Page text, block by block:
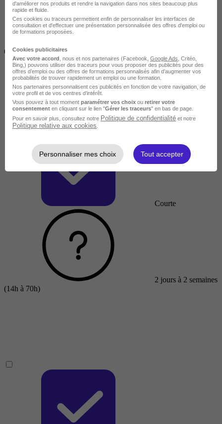
(14h)
Courte
2 jours à 2 semaines
(14h à 70h)
d'améliorer nos produits et rendre la navigation dans nos sites beaucoup plus
rapide et fluide.
Ces cookies ou traceurs permettent enfin de personnaliser les interfaces de
consultation et d'effectuer une présentation personnalisée des offres d'emploi ou
de formations proposées.
Cookies publicitaires
Avec votre accord , nous et nos partenaires (Facebook, Google Ads , Critéo,
Bing,) pouvons utiliser des traceurs pour vous proposer des publicités pour des
offres d’emploi ou des offres de formations personnalisés afin d’augmenter vos
probabilités de trouver rapidement un emploi ou une formation.
Nos partenaires personnalisent ces publicités en fonction de votre navigation, de
votre profil et de vos centres d’intérêt.
Vous pouvez à tout moment paramétrer vos choix ou retirer votre
consentement en cliquant sur le lien "Gérer les traceurs" en bas de page.
Pour en savoir plus, consultez notre Politique de confidentialité et notre
Politique relative aux cookies
Personnaliser mes choix Tout accepter